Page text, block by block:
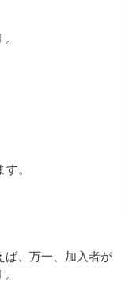
。
ば、万一、加入者が